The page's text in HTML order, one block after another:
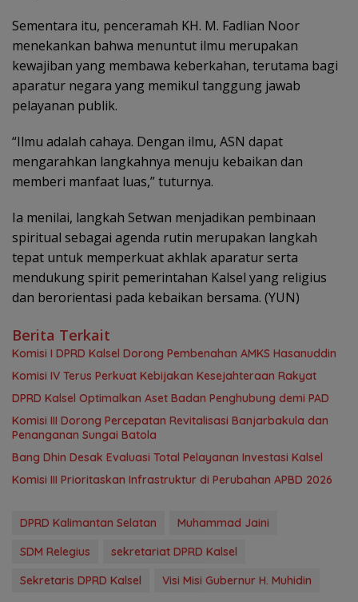
Sementara itu, penceramah KH. M. Fadlian Noor
menekankan bahwa menuntut ilmu merupakan
kewajiban yang membawa keberkahan, terutama bagi
aparatur negara yang memikul tanggung jawab
pelayanan publik.
“Ilmu adalah cahaya. Dengan ilmu, ASN dapat
mengarahkan langkahnya menuju kebaikan dan
memberi manfaat luas,” tuturnya.
Ia menilai, langkah Setwan menjadikan pembinaan
spiritual sebagai agenda rutin merupakan langkah
tepat untuk memperkuat akhlak aparatur serta
mendukung spirit pemerintahan Kalsel yang religius
dan berorientasi pada kebaikan bersama. (YUN)
Berita Terkait
Komisi I DPRD Kalsel Dorong Pembenahan AMKS Hasanuddin
Komisi IV Terus Perkuat Kebijakan Kesejahteraan Rakyat
‎DPRD Kalsel Optimalkan Aset Badan Penghubung demi PAD
‎Komisi III Dorong Percepatan Revitalisasi Banjarbakula dan
Penanganan Sungai Batola
‎Bang Dhin Desak Evaluasi Total Pelayanan Investasi Kalsel
‎Komisi III Prioritaskan Infrastruktur di Perubahan APBD 2026
DPRD Kalimantan Selatan
Muhammad Jaini
SDM Relegius
sekretariat DPRD Kalsel
Sekretaris DPRD Kalsel
Visi Misi Gubernur H. Muhidin